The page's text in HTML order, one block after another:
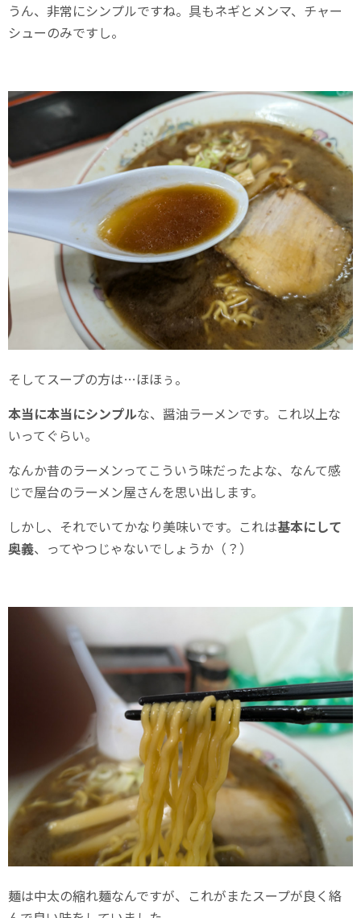
うん、非常にシンプルですね。具もネギとメンマ、チャー
シューのみですし。
そしてスープの方は…ほほぅ。
本当に本当にシンプルな、醤油ラーメンです。これ以上な
いってぐらい。
なんか昔のラーメンってこういう味だったよな、なんて感
じで屋台のラーメン屋さんを思い出します。
しかし、それでいてかなり美味いです。これは基本にして
奥義、ってやつじゃないでしょうか（？）
麺は中太の縮れ麺なんですが、これがまたスープが良く絡